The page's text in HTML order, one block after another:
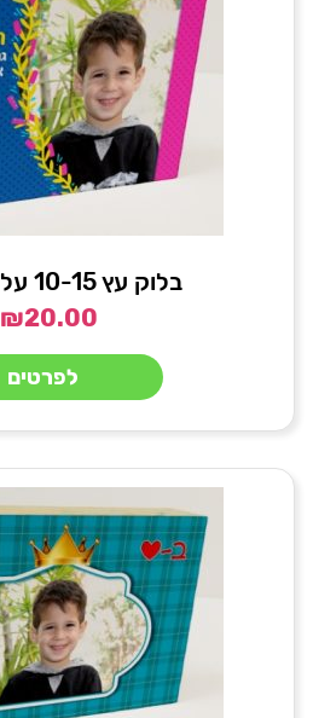
בלוק עץ 10-15 עלים צהובים
₪20.00
לפרטים